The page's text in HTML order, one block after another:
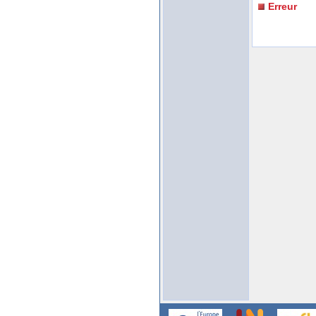
Erreur